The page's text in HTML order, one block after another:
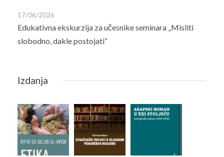
17/06/2026
Edukativna ekskurzija za učesnike seminara „Misliti
slobodno, dakle postojati“
Izdanja